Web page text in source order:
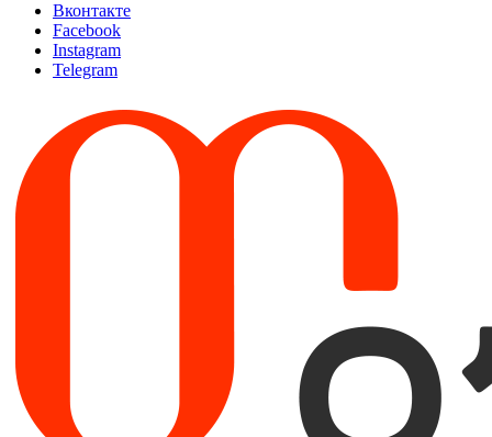
Вконтакте
Facebook
Instagram
Telegram